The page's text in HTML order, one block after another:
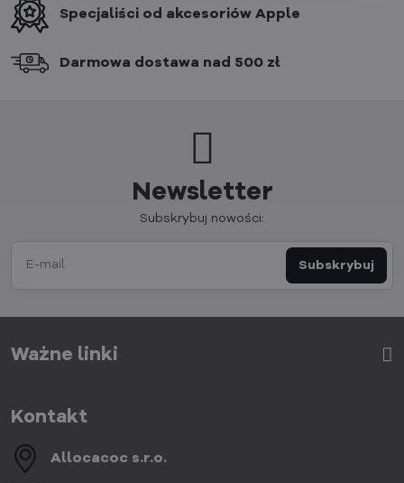
Specjaliści od akcesoriów Apple
Darmowa dostawa nad 500 zł
Newsletter
Subskrybuj nowości:
Subskrybuj
Ważne linki
Kontakt
Allocacoc s​.r​.o​.